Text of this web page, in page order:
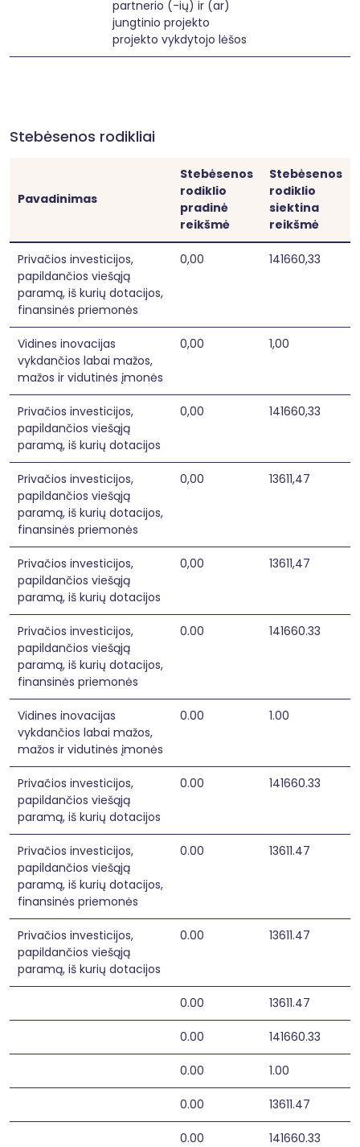
partnerio (-ių) ir (ar)
jungtinio projekto
projekto vykdytojo lėšos
Stebėsenos rodikliai
Pavadinimas
Stebėsenos
rodiklio
pradinė
reikšmė
Stebėsenos
rodiklio
siektina
reikšmė
Privačios investicijos,
papildančios viešąją
paramą, iš kurių dotacijos,
finansinės priemonės
0,00 141660,33
Vidines inovacijas
vykdančios labai mažos,
mažos ir vidutinės įmonės
0,00 1,00
Privačios investicijos,
papildančios viešąją
paramą, iš kurių dotacijos
0,00 141660,33
Privačios investicijos,
papildančios viešąją
paramą, iš kurių dotacijos,
finansinės priemonės
0,00 13611,47
Privačios investicijos,
papildančios viešąją
paramą, iš kurių dotacijos
0,00 13611,47
Privačios investicijos,
papildančios viešąją
paramą, iš kurių dotacijos,
finansinės priemonės
0.00 141660.33
Vidines inovacijas
vykdančios labai mažos,
mažos ir vidutinės įmonės
0.00 1.00
Privačios investicijos,
papildančios viešąją
paramą, iš kurių dotacijos
0.00 141660.33
Privačios investicijos,
papildančios viešąją
paramą, iš kurių dotacijos,
finansinės priemonės
0.00 13611.47
Privačios investicijos,
papildančios viešąją
paramą, iš kurių dotacijos
0.00 13611.47
0.00 13611.47
0.00 141660.33
0.00 1.00
0.00 13611.47
0.00 141660.33